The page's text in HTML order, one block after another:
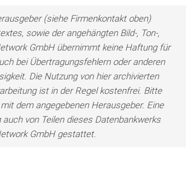
(siehe Firmenkontakt oben)
sowie der angehängten Bild-, Ton-,
GmbH übernimmt keine Haftung für
bei Übertragungsfehlern oder anderen
Die Nutzung von hier archivierten
ist in der Regel kostenfrei. Bitte
dem angegebenen Herausgeber. Eine
von Teilen dieses Datenbankwerks
GmbH gestattet.